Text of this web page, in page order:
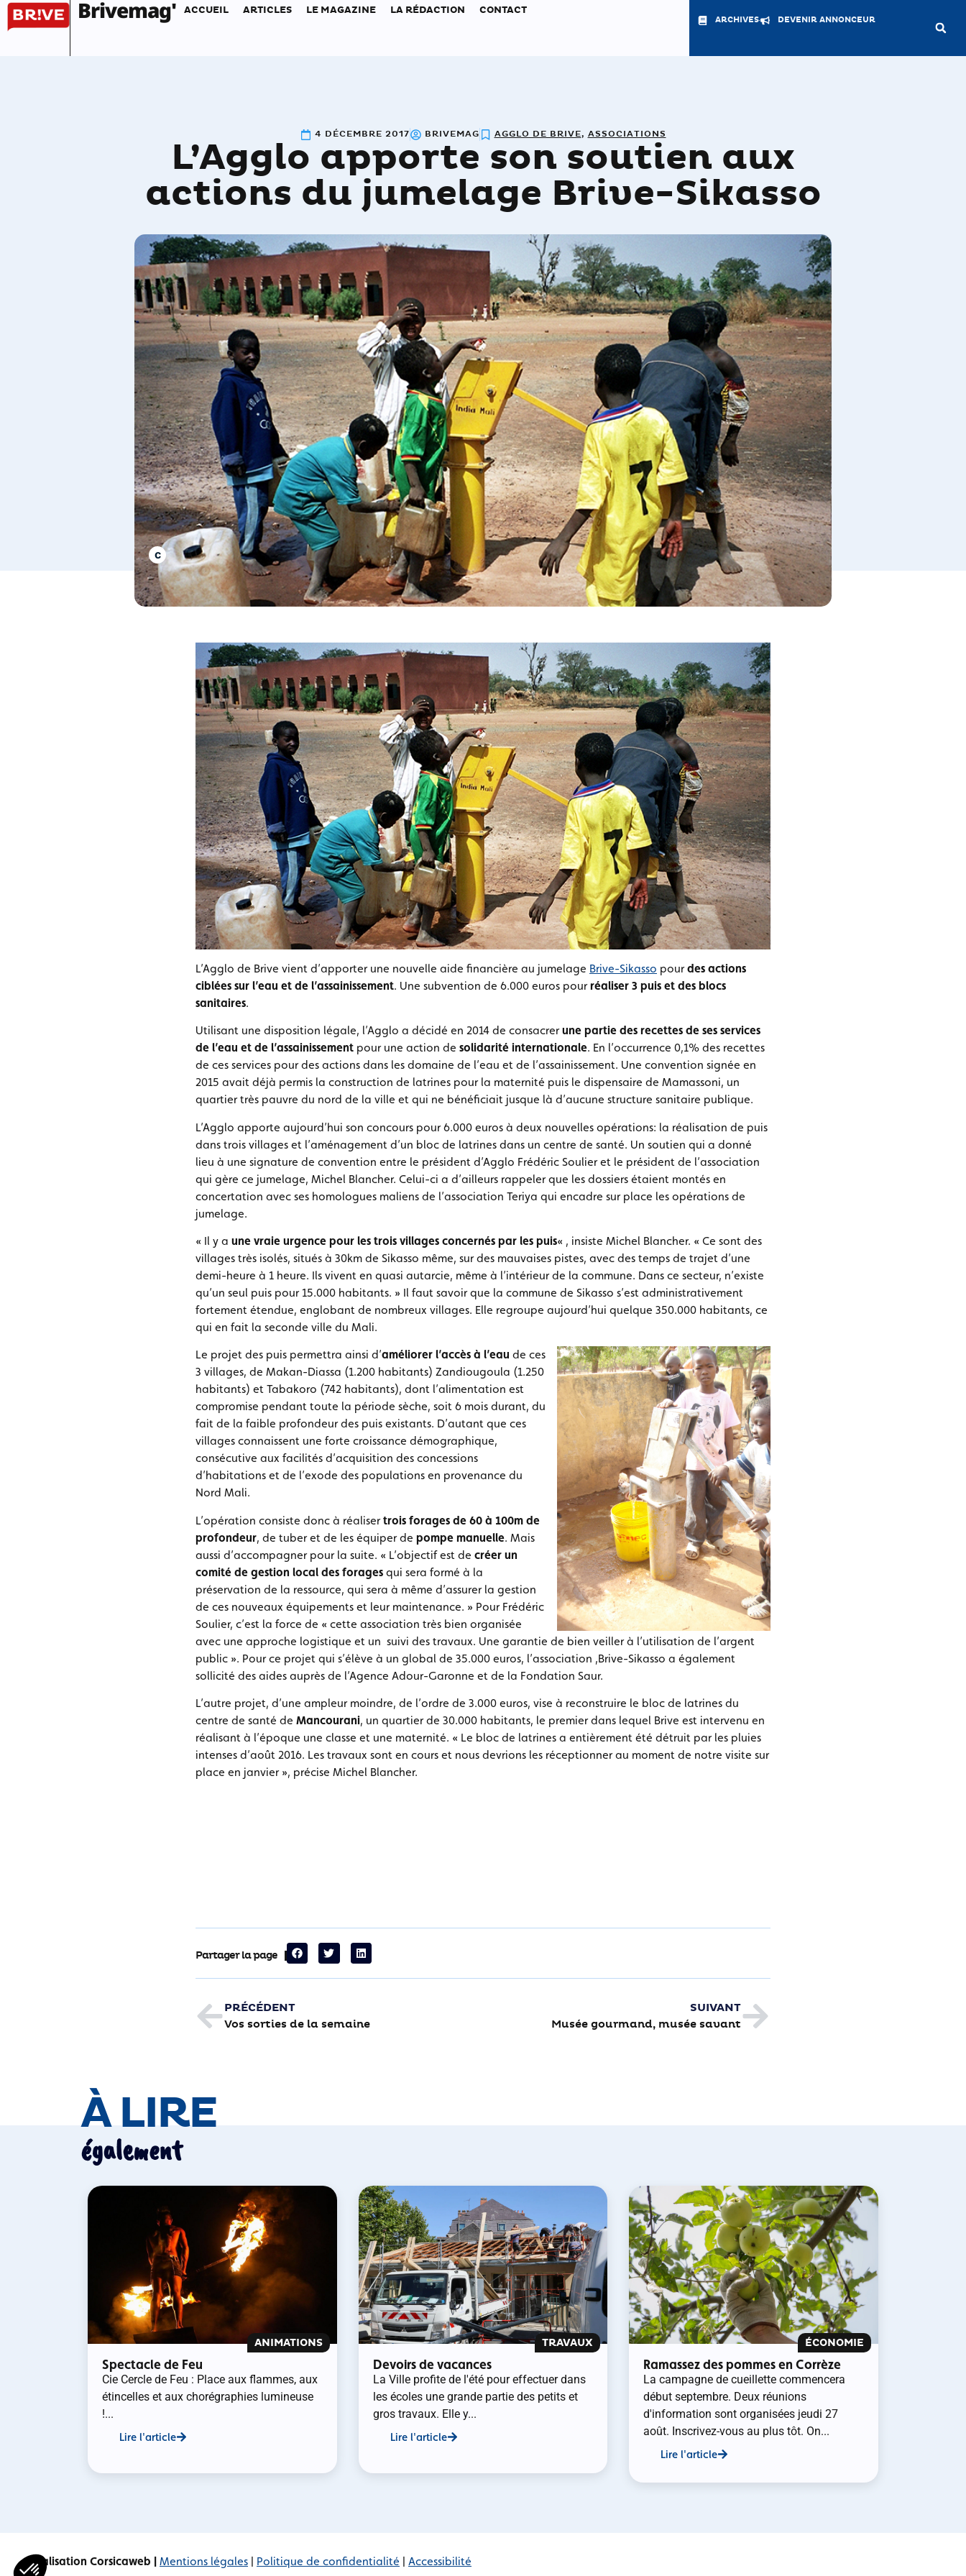
Brivemag' ACCUEIL ARTICLES LE MAGAZINE LA RÉDACTION CONTACT
ARCHIVES DEVENIR ANNONCEUR
4 DÉCEMBRE 2017 BRIVEMAG AGGLO DE BRIVE, ASSOCIATIONS
L’Agglo apporte son soutien aux
actions du jumelage Brive-Sikasso
L’Agglo de Brive vient d’apporter une nouvelle aide financière au jumelage Brive-Sikasso pourdes actions
ciblées sur l’eau et de l’assainissement. Une subvention de 6.000 euros pourréaliser 3 puis et des blocs
sanitaires.
Utilisant une disposition légale, l’Agglo a décidé en 2014 de consacrerune partie des recettes de ses services
de l’eau et de l’assainissement pour une action de solidarité internationale. En l’occurrence 0,1% des recettes
de ces services pour des actions dans les domaine de l’eau et de l’assainissement. Une convention signée en
2015 avait déjà permis la construction de latrines pour la maternité puis le dispensaire de Mamassoni, un
quartier très pauvre du nord de la ville et qui ne bénéficiait jusque là d’aucune structure sanitaire publique.
L’Agglo apporte aujourd’hui son concours pour 6.000 euros à deux nouvelles opérations: la réalisation de puis
dans trois villages et l’aménagement d’un bloc de latrines dans un centre de santé. Un soutien qui a donné
lieu à une signature de convention entre le président d’Agglo Frédéric Soulier et le président de l’association
qui gère ce jumelage, Michel Blancher. Celui-ci a d’ailleurs rappeler que les dossiers étaient montés en
concertation avec ses homologues maliens de l’association Teriya qui encadre sur place les opérations de
jumelage.
« Il y a une vraie urgence pour les trois villages concernés par les puis« , insiste Michel Blancher. « Ce sont des
villages très isolés, situés à 30km de Sikasso même, sur des mauvaises pistes, avec des temps de trajet d’une
demi-heure à 1 heure. Ils vivent en quasi autarcie, même à l’intérieur de la commune. Dans ce secteur, n’existe
qu’un seul puis pour 15.000 habitants. » Il faut savoir que la commune de Sikasso s’est administrativement
fortement étendue, englobant de nombreux villages. Elle regroupe aujourd’hui quelque 350.000 habitants, ce
qui en fait la seconde ville du Mali.
Le projet des puis permettra ainsi d’améliorer l’accès à l’eau de ces
3 villages, de Makan-Diassa (1.200 habitants) Zandiougoula (1.250
habitants) et Tabakoro (742 habitants), dont l’alimentation est
compromise pendant toute la période sèche, soit 6 mois durant, du
fait de la faible profondeur des puis existants. D’autant que ces
villages connaissent une forte croissance démographique,
consécutive aux facilités d’acquisition des concessions
d’habitations et de l’exode des populations en provenance du
Nord Mali.
L’opération consiste donc à réalisertrois forages de 60 à 100m de
profondeur, de tuber et de les équiper de pompe manuelle. Mais
aussi d’accompagner pour la suite. « L’objectif est de créer un
comité de gestion local des forages qui sera formé à la
préservation de la ressource, qui sera à même d’assurer la gestion
de ces nouveaux équipements et leur maintenance. » Pour Frédéric
Soulier, c’est la force de « cette association très bien organisée
avec une approche logistique et un suivi des travaux. Une garantie de bien veiller à l’utilisation de l’argent
public ». Pour ce projet qui s’élève à un global de 35.000 euros, l’association ,Brive-Sikasso a également
sollicité des aides auprès de l’Agence Adour-Garonne et de la Fondation Saur.
L’autre projet, d’une ampleur moindre, de l’ordre de 3.000 euros, vise à reconstruire le bloc de latrines du
centre de santé de Mancourani, un quartier de 30.000 habitants, le premier dans lequel Brive est intervenu en
réalisant à l’époque une classe et une maternité. « Le bloc de latrines a entièrement été détruit par les pluies
intenses d’août 2016. Les travaux sont en cours et nous devrions les réceptionner au moment de notre visite sur
place en janvier », précise Michel Blancher.
Partager la page
PRÉCÉDENT
Vos sorties de la semaine
SUIVANT
Musée gourmand, musée savant
À LIRE
également
ANIMATIONS
Spectacle de Feu
Cie Cercle de Feu : Place aux flammes, aux
étincelles et aux chorégraphies lumineuse
!...
Lire l'article
TRAVAUX
Devoirs de vacances
La Ville profite de l'été pour effectuer dans
les écoles une grande partie des petits et
gros travaux. Elle y...
Lire l'article
ÉCONOMIE
Ramassez des pommes en Corrèze
La campagne de cueillette commencera
début septembre. Deux réunions
d'information sont organisées jeudi 27
août. Inscrivez-vous au plus tôt. On...
Lire l'article
Réalisation Corsicaweb | Mentions légales | Politique de confidentialité | Accessibilité